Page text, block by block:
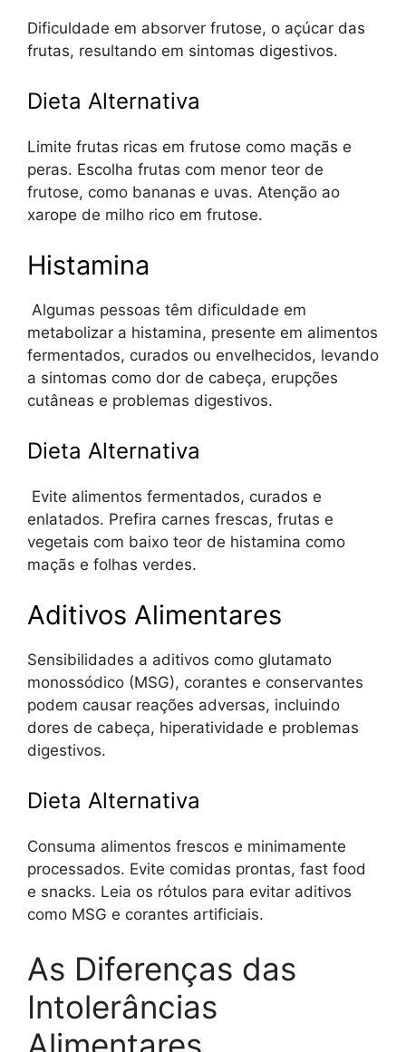
Dificuldade em absorver frutose, o açúcar das
frutas, resultando em sintomas digestivos.
Dieta Alternativa
Limite frutas ricas em frutose como maçãs e
peras. Escolha frutas com menor teor de
frutose, como bananas e uvas. Atenção ao
xarope de milho rico em frutose.
Histamina
Algumas pessoas têm dificuldade em
metabolizar a histamina, presente em alimentos
fermentados, curados ou envelhecidos, levando
a sintomas como dor de cabeça, erupções
cutâneas e problemas digestivos.
Dieta Alternativa
Evite alimentos fermentados, curados e
enlatados. Prefira carnes frescas, frutas e
vegetais com baixo teor de histamina como
maçãs e folhas verdes.
Aditivos Alimentares
Sensibilidades a aditivos como glutamato
monossódico (MSG), corantes e conservantes
podem causar reações adversas, incluindo
dores de cabeça, hiperatividade e problemas
digestivos.
Dieta Alternativa
Consuma alimentos frescos e minimamente
processados. Evite comidas prontas, fast food
e snacks. Leia os rótulos para evitar aditivos
como MSG e corantes artificiais.
As Diferenças das
Intolerâncias